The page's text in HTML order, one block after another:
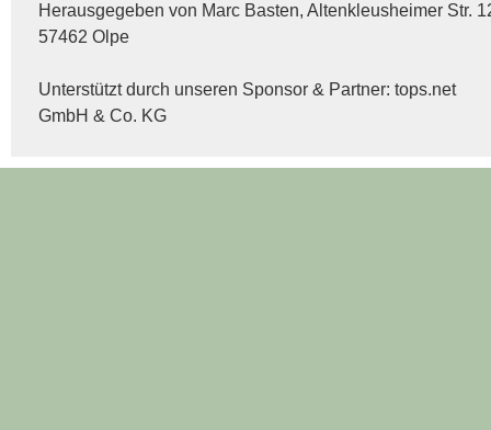
Herausgegeben von Marc Basten, Altenkleusheimer Str.
57462 Olpe
Unterstützt durch unseren Sponsor & Partner: tops.net
GmbH & Co. KG